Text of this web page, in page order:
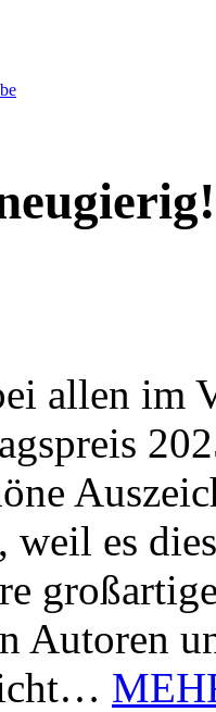
allen im
es
Autoren